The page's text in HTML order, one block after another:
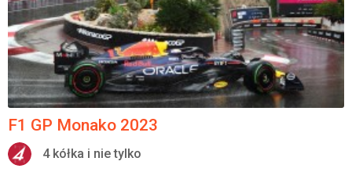
F1 GP Monako 2023
4 kółka i nie tylko